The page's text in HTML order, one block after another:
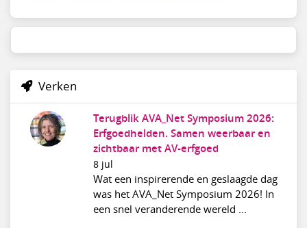
Verken
Terugblik AVA_Net Symposium 2026:
Erfgoedhelden. Samen weerbaar en
zichtbaar met AV-erfgoed
8 jul
Wat een inspirerende en geslaagde dag
was het AVA_Net Symposium 2026! In
een snel veranderende wereld ...